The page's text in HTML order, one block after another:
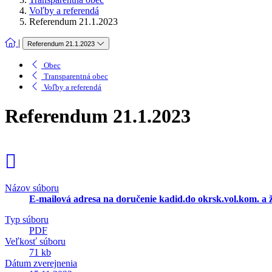
Voľby a referendá
Referendum 21.1.2023
| Referendum 21.1.2023
Obec
Transparentná obec
Voľby a referendá
Referendum 21.1.2023
Názov súboru
E-mailová adresa na doručenie kadid.do okrsk.vol.kom. a
Typ súboru
PDF
Veľkosť súboru
71 kb
Dátum zverejnenia